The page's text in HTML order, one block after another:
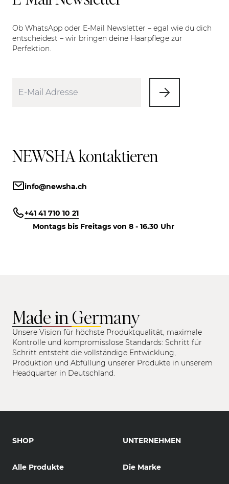
Ob WhatsApp oder E-Mail Newsletter – egal wie du dich
entscheidest – wir bringen deine Haarpflege zur
Perfektion.
NEWSHA kontaktieren
info@newsha.ch
+41 41 710 10 21
Montags bis Freitags von 8 - 16.30 Uhr
Made in Germany
Unsere Vision für höchste Produktqualität, maximale
Kontrolle und kompromisslose Standards: Schritt für
Schritt entsteht die vollständige Entwicklung,
Produktion und Abfüllung unserer Produkte in unserem
Headquarter in Deutschland.
SHOP
Alle Produkte
UNTERNEHMEN
Die Marke